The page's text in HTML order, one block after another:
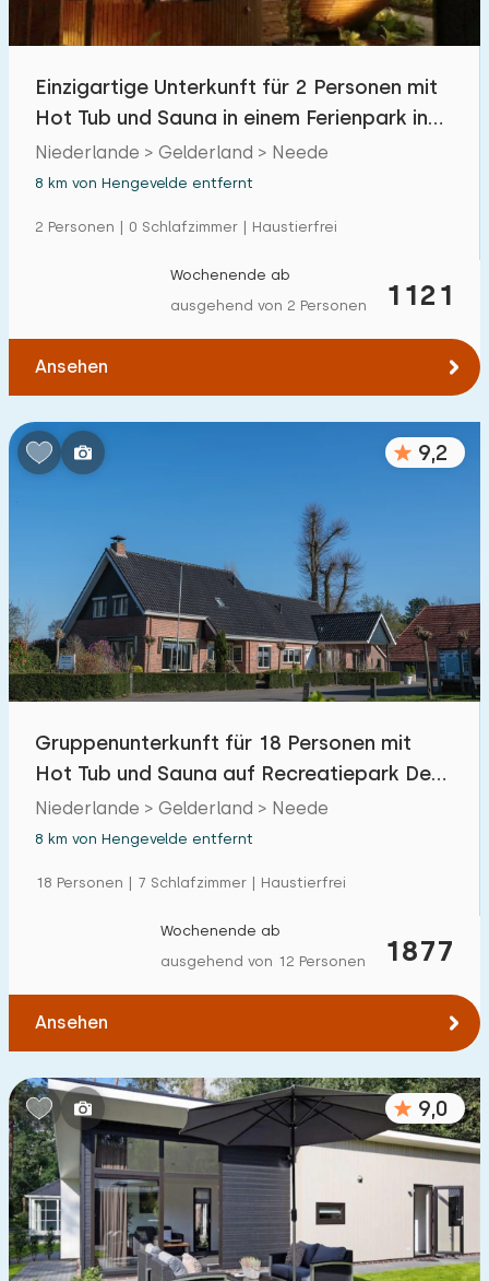
Einzigartige Unterkunft für 2 Personen mit
Hot Tub und Sauna in einem Ferienpark in
Neede
Niederlande > Gelderland > Neede
8 km von Hengevelde entfernt
2 Personen | 0 Schlafzimmer | Haustierfrei
1121
Wochenende ab
ausgehend von 2 Personen
Ansehen
9,2
Gruppenunterkunft für 18 Personen mit
Hot Tub und Sauna auf Recreatiepark Den
Blanken
Niederlande > Gelderland > Neede
8 km von Hengevelde entfernt
18 Personen | 7 Schlafzimmer | Haustierfrei
1877
Wochenende ab
ausgehend von 12 Personen
Ansehen
9,0